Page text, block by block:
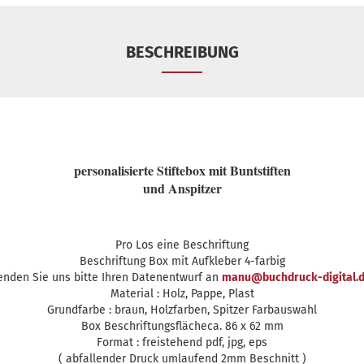
BESCHREIBUNG
personalisierte Stiftebox mit Buntstiften
und Anspitzer
Pro Los eine Beschriftung
Beschriftung Box mit Aufkleber 4-farbig
Sie uns bitte Ihren Datenentwurf an manu@buchdruck-
Material : Holz, Pappe, Plast
Grundfarbe : braun, Holzfarben, Spitzer Farbauswahl
Box Beschriftungsflächeca. 86 x 62 mm
Format : freistehend pdf, jpg, eps
( abfallender Druck umlaufend 2mm Beschnitt )